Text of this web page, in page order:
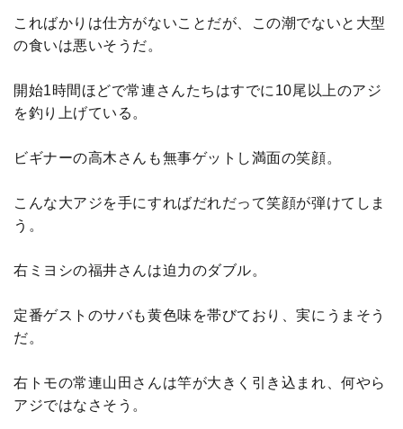
こればかりは仕方がないことだが、この潮でないと大型
の食いは悪いそうだ。
開始1時間ほどで常連さんたちはすでに10尾以上のアジ
を釣り上げている。
ビギナーの高木さんも無事ゲットし満面の笑顔。
こんな大アジを手にすればだれだって笑顔が弾けてしま
う。
右ミヨシの福井さんは迫力のダブル。
定番ゲストのサバも黄色味を帯びており、実にうまそう
だ。
右トモの常連山田さんは竿が大きく引き込まれ、何やら
アジではなさそう。